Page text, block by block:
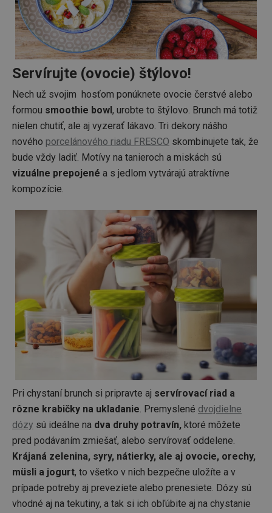
Servírujte (ovocie) štýlovo!
Nech už svojim hosťom ponúknete ovocie čerstvé alebo
formou smoothie bowl, urobte to štýlovo. Brunch má totiž
nielen chutiť, ale aj vyzerať lákavo. Tri dekory nášho
nového porcelánového riadu FRESCO skombinujete tak, že
bude vždy ladiť. Motívy na tanieroch a miskách sú
vizuálne prepojené a s jedlom vytvárajú atraktívne
kompozície.
Pri chystaní brunch si pripravte aj servírovací riad a
rôzne krabičky na ukladanie. Premyslené dvojdielne
dózy sú ideálne na dva druhy potravín, ktoré môžete
pred podávaním zmiešať, alebo servírovať oddelene.
Krájaná zelenina, syry, nátierky, ale aj ovocie, orechy,
müsli a jogurt, to všetko v nich bezpečne uložíte a v
prípade potreby aj preveziete alebo prenesiete. Dózy sú
vhodné aj na tekutiny, a tak si ich obľúbite aj na chystanie